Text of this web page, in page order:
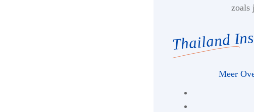
zoals
Thailand
Meer